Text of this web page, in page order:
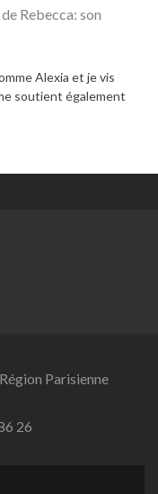
Rebecca: son
Alexia et je vis
soutient également
Parisienne
26